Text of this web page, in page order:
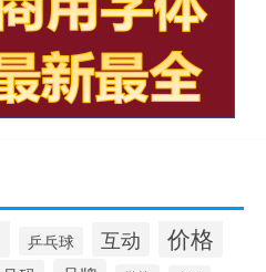
乒乓球 互动 价格